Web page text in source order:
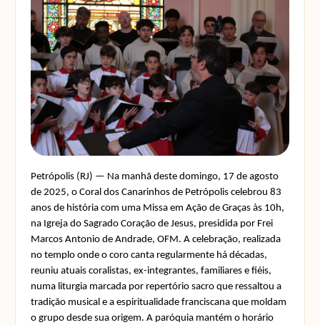
Petrópolis (RJ) — Na manhã deste domingo, 17 de agosto
de 2025, o Coral dos Canarinhos de Petrópolis celebrou 83
anos de história com uma Missa em Ação de Graças às 10h,
na Igreja do Sagrado Coração de Jesus, presidida por Frei
Marcos Antonio de Andrade, OFM. A celebração, realizada
no templo onde o coro canta regularmente há décadas,
reuniu atuais coralistas, ex-integrantes, familiares e fiéis,
numa liturgia marcada por repertório sacro que ressaltou a
tradição musical e a espiritualidade franciscana que moldam
o grupo desde sua origem. A paróquia mantém o horário